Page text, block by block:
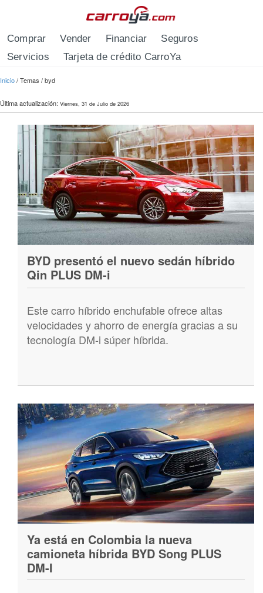
Comprar Vender Financiar
Seguros
Servicios
Tarjeta de crédito CarroYa
Se encuentra usted aquí
Inicio/Temas /byd
Última actualización: Viernes, 31 de Julio de 2026
BYD presentó el nuevo sedán híbrido
Qin PLUS DM-i
Este carro híbrido enchufable ofrece altas
velocidades y ahorro de energía gracias a su
tecnología DM-i súper híbrida.
Ya está en Colombia la nueva
camioneta híbrida BYD Song PLUS
DM-I